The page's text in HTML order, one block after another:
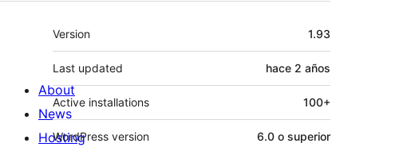
Meta
Version 1.93
Last updated hace 2 años
Active installations 100+
WordPress version 6.0 o superior
About
News
Hosting